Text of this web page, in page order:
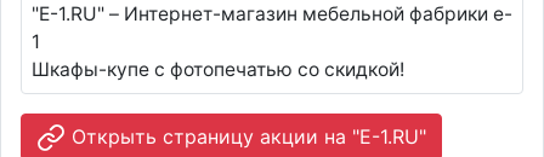
"E-1.RU" – Интернет-магазин мебельной фабрики e-
1
Шкафы-купе с фотопечатью со скидкой!
Открыть страницу акции на "E-1.RU"